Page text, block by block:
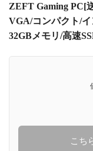
ZEFT Gaming PC[
VGA/コンパクト/
32GBメモリ/高速
こち